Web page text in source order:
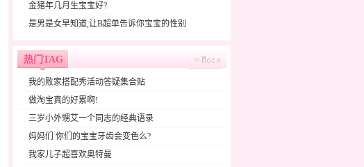
金猪年几月生宝宝好?
是男是女早知道,让B超单告诉你宝宝的性别
热门TAG
我的败家搭配秀活动答疑集合贴
做淘宝真的好累啊!
三岁小外甥艾一个同志的经典语录
妈妈们 你们的宝宝牙齿会变色么?
我家儿子超喜欢奥特曼